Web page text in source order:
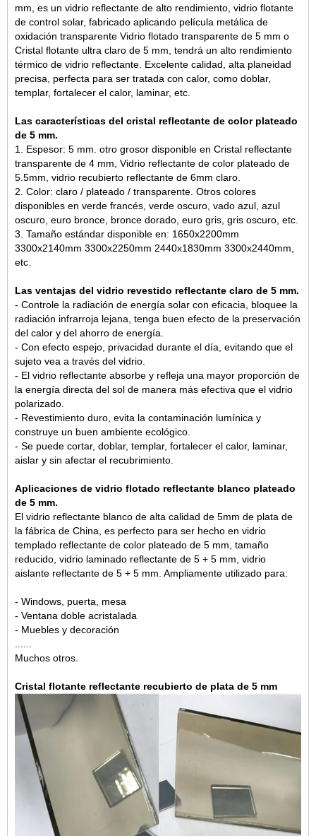
mm, es un vidrio reflectante de alto rendimiento, vidrio flotante
de control solar, fabricado aplicando película metálica de
oxidación transparente Vidrio flotado transparente de 5 mm o
Cristal flotante ultra claro de 5 mm , tendrá un alto rendimiento
térmico de vidrio reflectante. Excelente calidad, alta planeidad
precisa, perfecta para ser tratada con calor, como doblar,
templar, fortalecer el calor, laminar, etc.
Las características del cristal reflectante de color plateado
de 5 mm.
1. Espesor: 5 mm. otro grosor disponible en Cristal reflectante
transparente de 4 mm , Vidrio reflectante de color plateado de
5.5mm, vidrio recubierto reflectante de 6mm claro.
2. Color: claro / plateado / transparente. Otros colores
disponibles en verde francés, verde oscuro, vado azul, azul
oscuro, euro bronce, bronce dorado, euro gris, gris oscuro, etc.
3. Tamaño estándar disponible en: 1650x2200mm
3300x2140mm 3300x2250mm 2440x1830mm 3300x2440mm,
etc.
Las ventajas del vidrio revestido reflectante claro de 5 mm.
- Controle la radiación de energía solar con eficacia, bloquee la
radiación infrarroja lejana, tenga buen efecto de la preservación
del calor y del ahorro de energía.
- Con efecto espejo, privacidad durante el día, evitando que el
sujeto vea a través del vidrio.
- El vidrio reflectante absorbe y refleja una mayor proporción de
la energía directa del sol de manera más efectiva que el vidrio
polarizado.
- Revestimiento duro, evita la contaminación lumínica y
construye un buen ambiente ecológico.
- Se puede cortar, doblar, templar, fortalecer el calor, laminar,
aislar y sin afectar el recubrimiento.
Aplicaciones de vidrio flotado reflectante blanco plateado
de 5 mm.
El vidrio reflectante blanco de alta calidad de 5mm de plata de
la fábrica de China, es perfecto para ser hecho en vidrio
templado reflectante de color plateado de 5 mm, tamaño
reducido, vidrio laminado reflectante de 5 + 5 mm, vidrio
aislante reflectante de 5 + 5 mm. Ampliamente utilizado para:
- Windows, puerta, mesa
- Ventana doble acristalada
- Muebles y decoración
Muchos otros.
Cristal flotante reflectante recubierto de plata de 5 mm